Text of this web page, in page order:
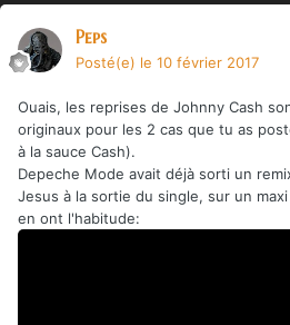
Peps
Posté(e) le 10 février 2017
Ouais, les reprises de Johnny Cash
originaux pour les 2 cas que tu as
à la sauce Cash).
Depeche Mode avait déjà sorti un
Jesus à la sortie du single, sur un
en ont l'habitude: